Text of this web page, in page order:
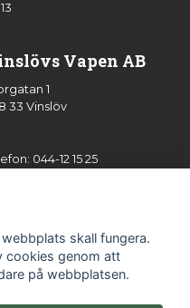
Vapen AB
1
33 Vinslöv
044-12 15 25
skall fungera.
cookies genom att
på webbplatsen.